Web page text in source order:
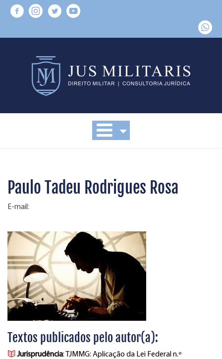
Paulo Tadeu Rodrigues Rosa
E-mail:
Textos publicados pelo autor(a):
Jurisprudência: TJMMG: Aplicação da Lei Federal n.º